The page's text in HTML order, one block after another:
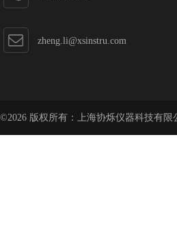
zheng.li@xsinstru.com
©2026 版权所有：上海协烁仪器科技有限